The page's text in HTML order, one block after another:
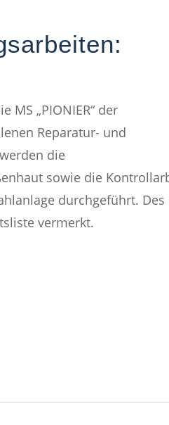
„PIONIER“ der
Reparatur- und
die
sowie die
durchgeführt. Des
vermerkt.